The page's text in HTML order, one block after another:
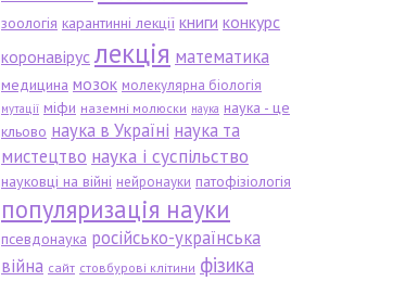
зоологія карантинні лекції книги конкурс
коронавірус лекція математика
медицина мозок молекулярна біологія
мутації міфи наземні молюски наука наука - це
кльово наука в Україні наука та
мистецтво наука і суспільство
науковці на війні нейронауки патофізіологія
популяризація науки
псевдонаука російсько-українська
війна сайт стовбурові клітини фізика